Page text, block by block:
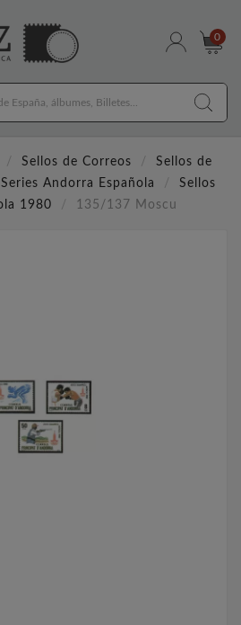
0
Sellos de Correos
Sellos de
Series Andorra Española
Sellos
1980
135/137 Moscu